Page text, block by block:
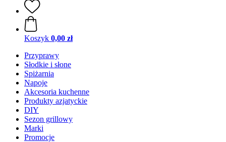
Koszyk 0,00 zł
Przyprawy
Słodkie i słone
Spiżarnia
Napoje
Akcesoria kuchenne
Produkty azjatyckie
DIY
Sezon grillowy
Marki
Promocje